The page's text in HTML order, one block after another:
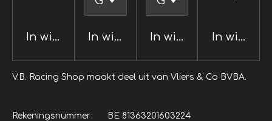
In winkelwagenIn winkelwagenIn winkelwagen
In
V.B. Racing Shop maakt deel uit van Vliers & Co BVBA.
Rekeningsnummer: BE 81363201603224